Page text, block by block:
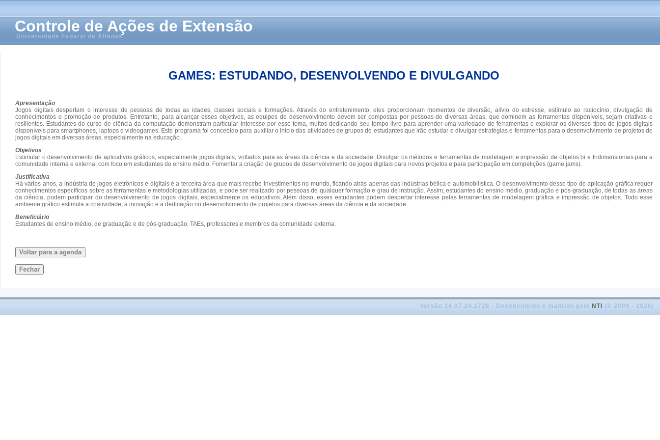
Controle de Ações de Extensão
Universidade Federal de Alfenas
GAMES: ESTUDANDO, DESENVOLVENDO E DIVULGANDO
Apresentação
Jogos digitais despertam o interesse de pessoas de todas as idades, classes sociais e formações. Através do entretenimento, eles proporcionam momentos de diversão, alívio do estresse, estímulo ao raciocínio, divulgação de
conhecimentos e promoção de produtos. Entretanto, para alcançar esses objetivos, as equipes de desenvolvimento devem ser compostas por pessoas de diversas áreas, que dominem as ferramentas disponíveis, sejam criativas e
resilientes. Estudantes do curso de ciência da computação demonstram particular interesse por esse tema, muitos dedicando seu tempo livre para aprender uma variedade de ferramentas e explorar os diversos tipos de jogos digitais
disponíveis para smartphones, laptops e videogames. Este programa foi concebido para auxiliar o início das atividades de grupos de estudantes que irão estudar e divulgar estratégias e ferramentas para o desenvolvimento de projetos de
jogos digitais em diversas áreas, especialmente na educação.
Objetivos
Estimular o desenvolvimento de aplicativos gráficos, especialmente jogos digitais, voltados para as áreas da ciência e da sociedade. Divulgar os métodos e ferramentas de modelagem e impressão de objetos bi e tridimensionais para a
comunidade interna e externa, com foco em estudantes do ensino médio. Fomentar a criação de grupos de desenvolvimento de jogos digitais para novos projetos e para participação em competições (game jams).
Justificativa
Há vários anos, a indústria de jogos eletrônicos e digitais é a terceira área que mais recebe investimentos no mundo, ficando atrás apenas das indústrias bélica e automobilística. O desenvolvimento desse tipo de aplicação gráfica requer
conhecimentos específicos sobre as ferramentas e metodologias utilizadas, e pode ser realizado por pessoas de qualquer formação e grau de instrução. Assim, estudantes do ensino médio, graduação e pós-graduação, de todas as áreas
da ciência, podem participar do desenvolvimento de jogos digitais, especialmente os educativos. Além disso, esses estudantes podem despertar interesse pelas ferramentas de modelagem gráfica e impressão de objetos. Todo esse
ambiente gráfico estimula a criatividade, a inovação e a dedicação no desenvolvimento de projetos para diversas áreas da ciência e da sociedade.
Beneficiário
Estudantes de ensino médio, de graduação e de pós-graduação, TAEs, professores e membros da comunidade externa.
Voltar para a agenda
Fechar
Versão 24.07.24.1726 - Desenvolvido e mantido pelo NTI (© 2009 - 2026)